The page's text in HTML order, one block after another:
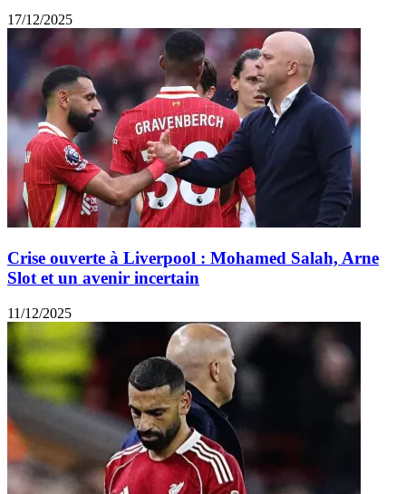
17/12/2025
Crise ouverte à Liverpool : Mohamed Salah, Arne
Slot et un avenir incertain
11/12/2025